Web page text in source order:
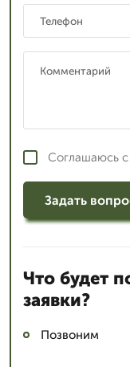
Соглашаюсь с
Задать
Что будет
заявки?
Позвоним